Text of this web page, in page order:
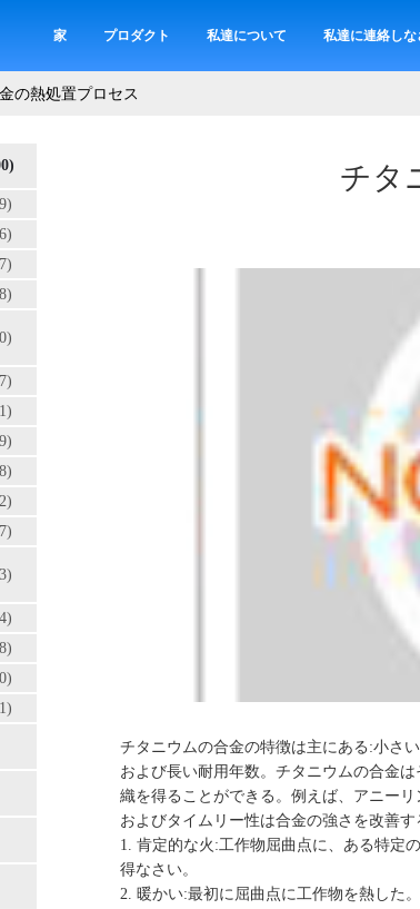
家 プロダクト 私達について 私達に連絡しな
の熱処置プロセス
チタ
チタニウムの合金の特徴は主にある:小さ
および長い耐用年数。チタニウムの合金
織を得ることができる。例えば、アニー
およびタイムリー性は合金の強さを改善
1. 肯定的な火:工作物屈曲点に、ある特定
得なさい。
2. 暖かい:最初に屈曲点に工作物を熱した